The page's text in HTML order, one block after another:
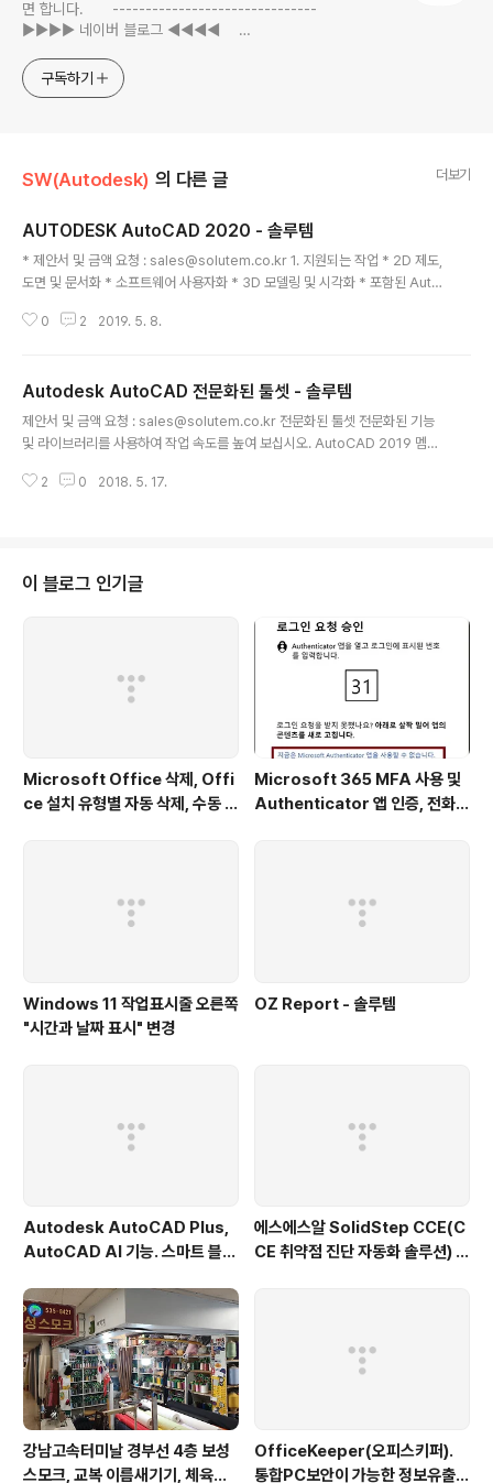
면 합니다. -------------------------------
▶▶▶▶ 네이버 블로그 ◀◀◀◀
------------------------------ CI 폰트 : 서울시 남산폰
트 ♥ 댓글, 공감은 힘이 됩니다.
구독하기
SW(Autodesk) 의 다른 글 더보기
AUTODESK AutoCAD 2020 - 솔루템
* 제안서 및 금액 요청 : sales@solutem.co.kr 1. 지원되는 작업 * 2D 제도,
도면 및 문서화 * 소프트웨어 사용자화 * 3D 모델링 및 시각화 * 포함된 Auto
및 편집 * 문자, 치수, 지시선 및 테이블을 이용해 도면에 주석 추가 * 리본 및 도
포함된 3D 모델 작성 및 편집 * 애드온 앱 및 API로 사용자화 * 객체 데이터를
테이블로 추출 * 조명, 재료 및 비주얼 스타일로 랜더링 작성 * CAD 표준 적용
및 모니..
0 2 2019. 5. 8.
Autodesk AutoCAD 전문화된 툴셋 - 솔루템
제안서 및 금액 요청 : sales@solutem.co.kr 전문화된 툴셋 전문화된 기능
및 라이브러리를 사용하여 작업 속도를 높여 보십시오. AutoCAD 2019 멤버
다. * 평면도, 단면, 입면 등 기타 도면을 자동으로 작성할 수 있습니다. * 파이
습니다. * 주석, 도면층 및 특성을 자동으로 작성할 수 있습니다. * 3D 모델에서
세부 사항 및 뷰를 간편하게 작성하고, 일람표,..
2 0 2018. 5. 17.
이 블로그 인기글
Microsoft Office 삭제, Offi
ce 설치 유형별 자동 삭제, 수동 삭
Microsoft 365 MFA 사용 및
Authenticator 앱 인증, 전화
Windows 11 작업표시줄 오른쪽
"시간과 날짜 표시" 변경
OZ Report - 솔루템
Autodesk AutoCAD Plus,
AutoCAD AI 기능. 스마트 블
기 및 지원 - 솔루템
에스에스알 SolidStep CCE(C
CE 취약점 진단 자동화 솔루션) -
강남고속터미날 경부선 4층 보성
스모크, 교복 이름새기기, 체육복
OfficeKeeper(오피스키퍼).
통합PC보안이 가능한 정보유출방